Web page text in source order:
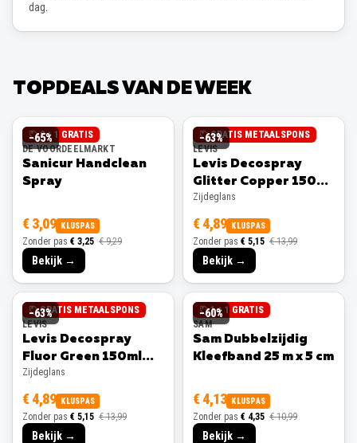
dag.
TOPDEALS VAN DE WEEK
−65%
2 + 1 GRATIS
DE VOORDEELMARKT
Sanicur Handclean
Spray
€ 3,09 KLUSPAS
Zonder pas € 3,25 € 9,29
Bekijk →
−63%
GRATIS METAALSPONS
LEVIS
Levis Decospray
Glitter Copper 150ml
Zijdeglans
Zijdeglans
€ 4,89 KLUSPAS
Zonder pas € 5,15 € 13,99
Bekijk →
−63%
GRATIS METAALSPONS
LEVIS
Levis Decospray
Fluor Green 150ml
Zijdeglans
Zijdeglans
€ 4,89 KLUSPAS
Zonder pas € 5,15 € 13,99
Bekijk →
−60%
1 + 1 GRATIS
SAM
Sam Dubbelzijdig
Kleefband 25 m x 5 cm
€ 4,13 KLUSPAS
Zonder pas € 4,35 € 10,99
Bekijk →